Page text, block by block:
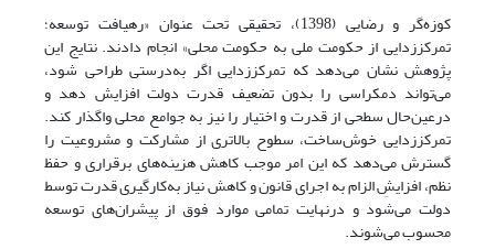
کوزه‌گر و رضایی (1398)، تحقیقی تحت عنوان «رهیافت توسعه؛
تمرکززدایی از حکومت ملی به حکومت محلی» انجام دادند. نتایج این
پژوهش نشان‌ می‌دهد که تمرکززدایی اگر به‌درستی طراحی شود،
می‌تواند دمکراسی را بدون تضعیف قدرت دولت افزایش دهد و
در‌عین‌حال سطحی از قدرت و اختیار را نیز به جوامع محلی واگذار کند.
تمرکززدایی خوش‌ساخت، سطوح بالاتری از مشارکت و مشروعیت را
گسترش می‌دهد که این امر موجب کاهش هزینه‌های برقراری و حفظ
نظم، افزایشِ الزام به اجرای قانون و کاهش نیاز به‌کارگیری قدرت توسط
دولت می‌شود و درنهایت تمامی موارد فوق از پیشران‌های توسعه
محسوب می‌شوند.